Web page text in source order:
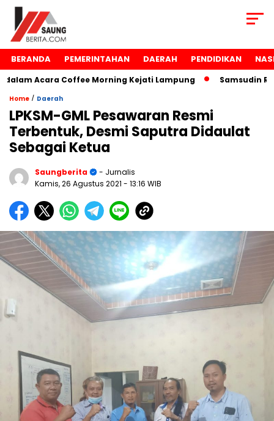
BERANDA PEMERINTAHAN DAERAH PENDIDIKAN
Acara Coffee Morning Kejati Lampung Samsudin Raih
Home / Daerah
LPKSM-GML Pesawaran Resmi
Terbentuk, Desmi Saputra Didaulat
Sebagai Ketua
Saungberita
- Jurnalis
Kamis, 26 Agustus 2021 - 13:16 WIB